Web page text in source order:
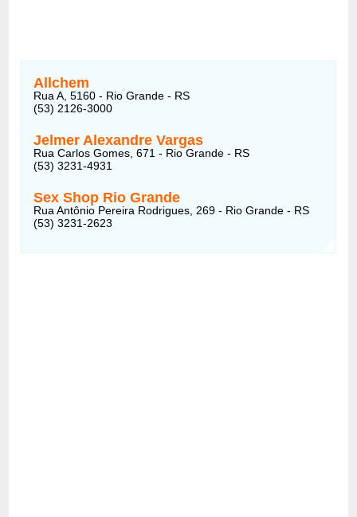
Allchem
Rua A, 5160 - Rio Grande - RS
(53) 2126-3000
Jelmer Alexandre Vargas
Rua Carlos Gomes, 671 - Rio Grande - RS
(53) 3231-4931
Sex Shop Rio Grande
Rua Antônio Pereira Rodrigues, 269 - Rio Grande - RS
(53) 3231-2623